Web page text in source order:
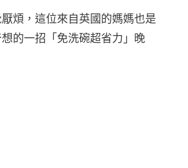
煩，這位來自英國的媽媽也是
的一招「免洗碗超省力」晚